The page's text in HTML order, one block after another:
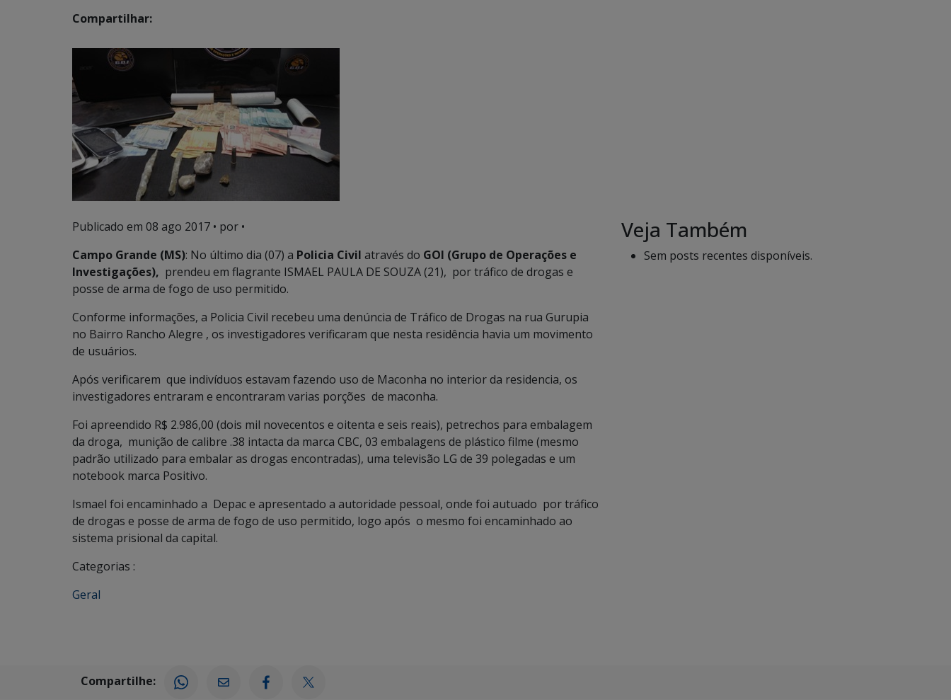
Compartilhar:
Publicado em 08 ago 2017 • por •
Campo Grande (MS): No último dia (07) a Policia Civil através do GOI (Grupo de Operações e
Investigações), prendeu em flagrante ISMAEL PAULA DE SOUZA (21), por tráfico de drogas e
posse de arma de fogo de uso permitido.
Conforme informações, a Policia Civil recebeu uma denúncia de Tráfico de Drogas na rua Gurupia
no Bairro Rancho Alegre , os investigadores verificaram que nesta residência havia um movimento
de usuários.
Após verificarem que indivíduos estavam fazendo uso de Maconha no interior da residencia, os
investigadores entraram e encontraram varias porções de maconha.
Foi apreendido R$ 2.986,00 (dois mil novecentos e oitenta e seis reais), petrechos para embalagem
da droga, munição de calibre .38 intacta da marca CBC, 03 embalagens de plástico filme (mesmo
padrão utilizado para embalar as drogas encontradas), uma televisão LG de 39 polegadas e um
notebook marca Positivo.
Ismael foi encaminhado a Depac e apresentado a autoridade pessoal, onde foi autuado por tráfico
de drogas e posse de arma de fogo de uso permitido, logo após o mesmo foi encaminhado ao
sistema prisional da capital.
Categorias :
Geral
Veja Também
Sem posts recentes disponíveis.
Compartilhe: